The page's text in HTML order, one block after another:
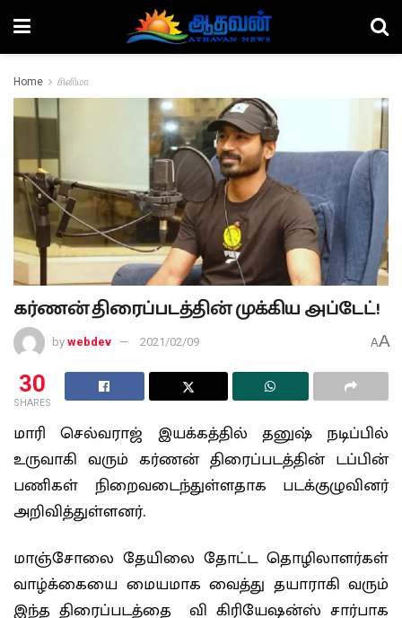
Home சினிமா
கர்ணன் திரைப்படத்தின் முக்கிய அப்டேட்!
by webdev 2021/02/09 AA
30
SHARES
மாரி செல்வராஜ் இயக்கத்தில் தனுஷ் நடிப்பில்
உருவாகி வரும் கர்ணன் திரைப்படத்தின் டப்பின்
பணிகள் நிறைவடைந்துள்ளதாக படக்குழுவினர்
அறிவித்துள்ளனர்.
மாஞ்சோலை தேயிலை தோட்ட தொழிலாளர்கள்
வாழ்க்கையை மையமாக வைத்து தயாராகி வரும்
இந்த திரைப்படத்தை வி கிரியேஷன்ஸ் சார்பாக